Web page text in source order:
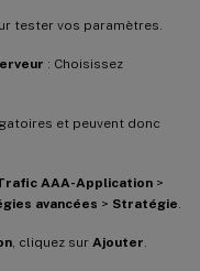
tester vos paramètres.
: Choisissez
et peuvent donc
AAA-Application >
avancées > Stratégie
, cliquez sur Ajouter